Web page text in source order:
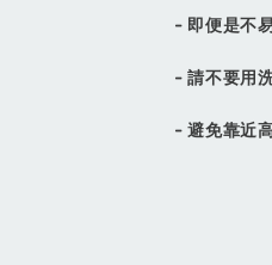
- 即便是不
- 請不要用
- 避免靠近